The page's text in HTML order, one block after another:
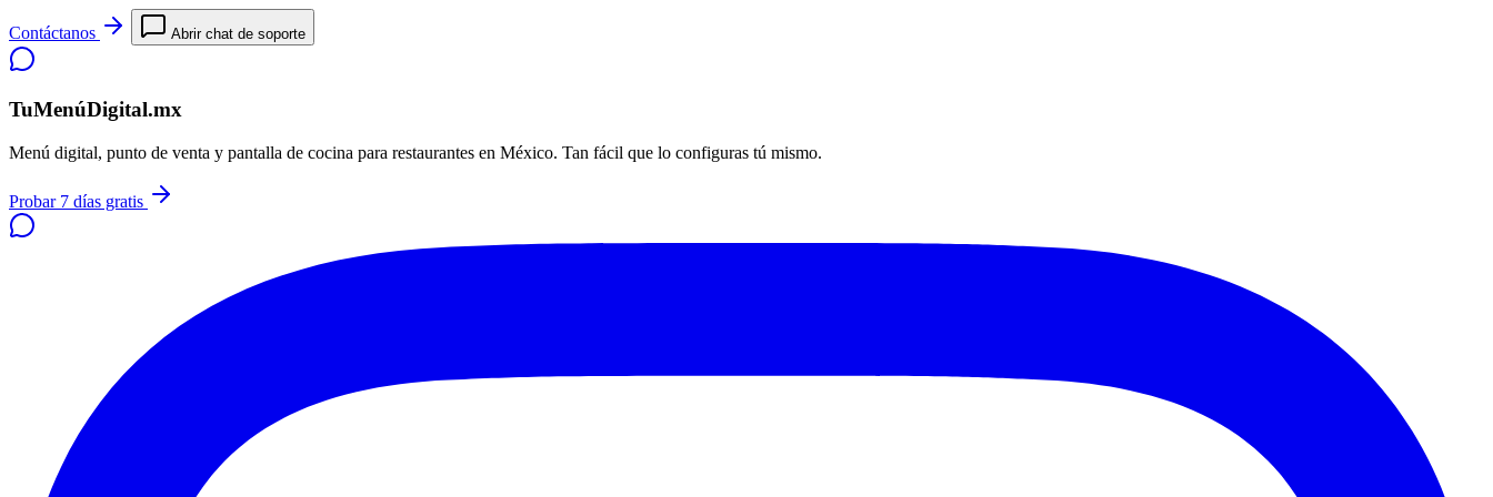
Contáctanos Abrir chat de soporte
TuMenúDigital.mx
Menú digital, punto de venta y pantalla de cocina para restaurantes en México. Tan fácil que lo configuras tú mismo.
Probar 7 días gratis